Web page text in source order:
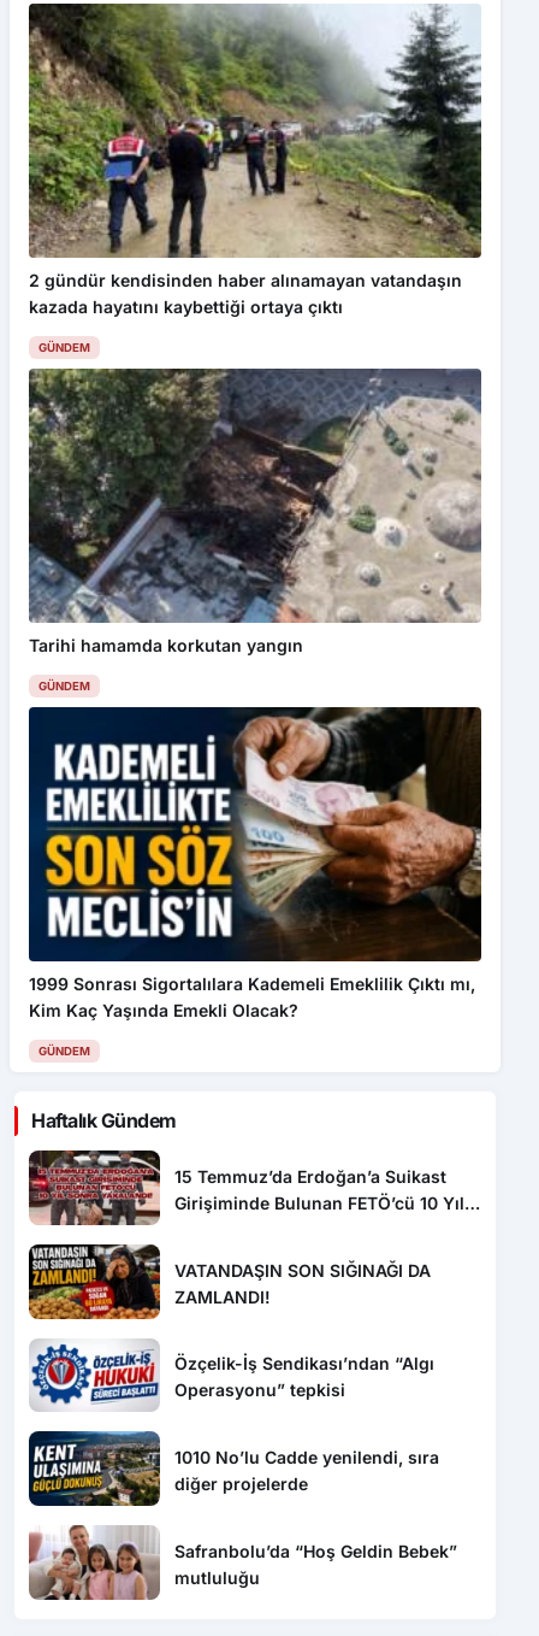
2 gündür kendisinden haber alınamayan vatandaşın
kazada hayatını kaybettiği ortaya çıktı
GÜNDEM
Tarihi hamamda korkutan yangın
GÜNDEM
1999 Sonrası Sigortalılara Kademeli Emeklilik Çıktı mı,
Kim Kaç Yaşında Emekli Olacak?
GÜNDEM
Haftalık Gündem
15 Temmuz’da Erdoğan’a Suikast
Girişiminde Bulunan FETÖ’cü 10 Yıl
VATANDAŞIN SON SIĞINAĞI DA
ZAMLANDI!
Özçelik-İş Sendikası’ndan “Algı
Operasyonu” tepkisi
1010 No’lu Cadde yenilendi, sıra
diğer projelerde
Safranbolu’da “Hoş Geldin Bebek”
mutluluğu